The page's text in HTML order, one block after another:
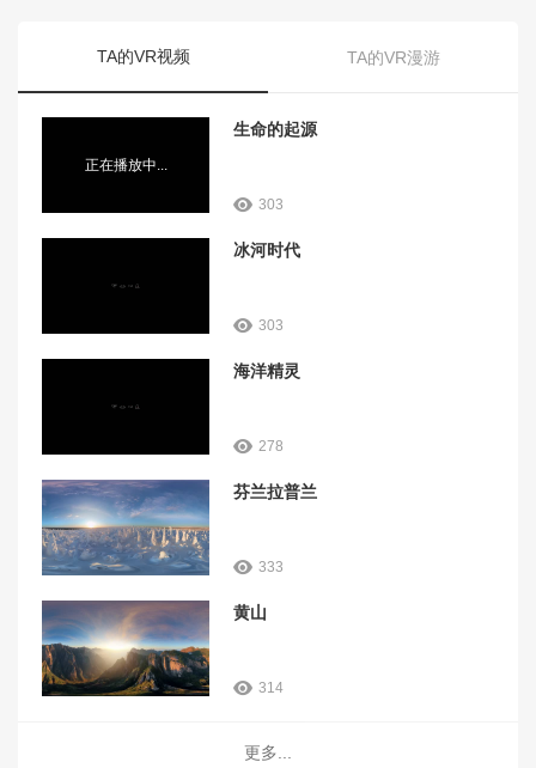
TA的VR视频 TA的VR漫游
正在播放中...
生命的起源
303
冰河时代
303
海洋精灵
278
芬兰拉普兰
333
黄山
314
更多...